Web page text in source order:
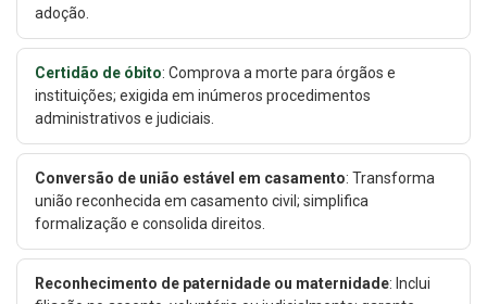
adoção.
Certidão de óbito: Comprova a morte para órgãos e
instituições; exigida em inúmeros procedimentos
administrativos e judiciais.
Conversão de união estável em casamento: Transforma
união reconhecida em casamento civil; simplifica
formalização e consolida direitos.
Reconhecimento de paternidade ou maternidade: Inclui